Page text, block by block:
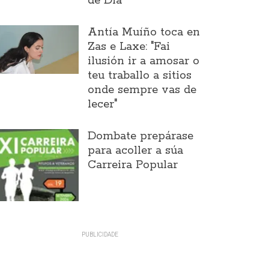
Antía Muíño toca en
Zas e Laxe: "Fai
ilusión ir a amosar o
teu traballo a sitios
onde sempre vas de
lecer"
Dombate prepárase
para acoller a súa
Carreira Popular